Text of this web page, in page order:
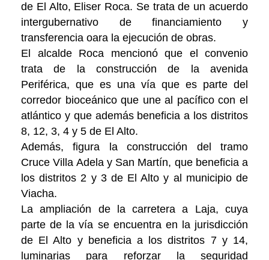
de El Alto, Eliser Roca. Se trata de un acuerdo
intergubernativo de financiamiento y
transferencia oara la ejecución de obras.
El alcalde Roca mencionó que el convenio
trata de la construcción de la avenida
Periférica, que es una vía que es parte del
corredor bioceánico que une al pacífico con el
atlántico y que además beneficia a los distritos
8, 12, 3, 4 y 5 de El Alto.
Además, figura la construcción del tramo
Cruce Villa Adela y San Martín, que beneficia a
los distritos 2 y 3 de El Alto y al municipio de
Viacha.
La ampliación de la carretera a Laja, cuya
parte de la vía se encuentra en la jurisdicción
de El Alto y beneficia a los distritos 7 y 14,
luminarias para reforzar la seguridad